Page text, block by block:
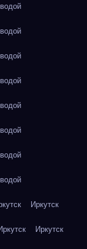
Иркутск
Иркутск